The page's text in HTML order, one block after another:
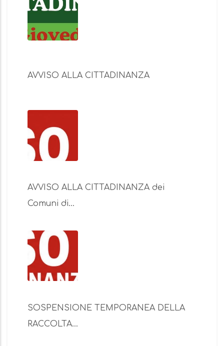
AVVISO ALLA CITTADINANZA
AVVISO ALLA CITTADINANZA dei
Comuni di…
SOSPENSIONE TEMPORANEA DELLA
RACCOLTA…